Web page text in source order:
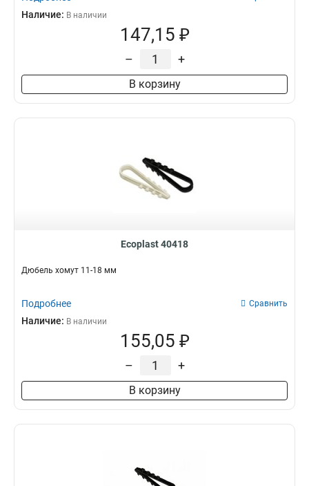
Наличие: В наличии
147,15 ₽
– +
В корзину
Ecoplast 40418
Дюбель хомут 11-18 мм
Подробнее Сравнить
Наличие: В наличии
155,05 ₽
– +
В корзину